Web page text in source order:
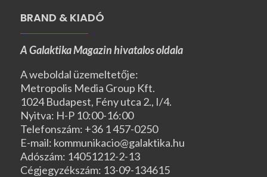
BRAND & KIADÓ
A Galaktika Magazin hivatalos oldala
A weboldal üzemeltetője:
Metropolis Media Group Kft.
1024 Budapest, Fény utca 2., I/4.
Nyitva: H-P 10:00-16:00
Telefonszám: +36 1 457-0250
E-mail: kommunikacio@galaktika.hu
Adószám: 14051212-2-13
Cégjegyzékszám: 13-09-134615